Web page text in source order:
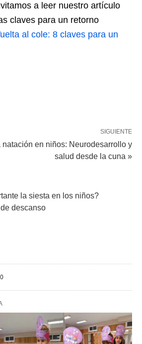
a leer nuestro artículo
claves para un retorno
al cole: 8 claves para un
SIGUIENTE
natación en niños: Neurodesarrollo y
salud desde la cuna »
la siesta en los niños?
descanso